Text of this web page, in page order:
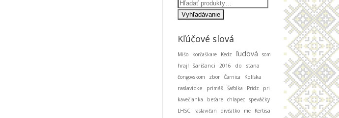
Kľúčové slová
Mišo korčaškare Kedz ľudová
som
hraj!
šarišanci 2016 do stana
čongovskom zbor Čarnica
Kolíska
raslavicke
primáš Šafolka Pridz
pri
kavečianka
beťare chlapec speváčky
LHSC
raslavičan divćatko me
Kertisa